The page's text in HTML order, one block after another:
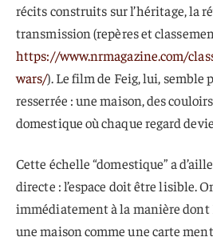
récits construits sur l’héritage, la
transmission (repères et
https://www.nrmagazine.com/
wars/). Le film de Feig, lui, semble
resserrée : une maison, des
domestique où chaque regard
Cette échelle “domestique” a
directe : l’espace doit être lisible.
immédiatement à la manière
une maison comme une carte